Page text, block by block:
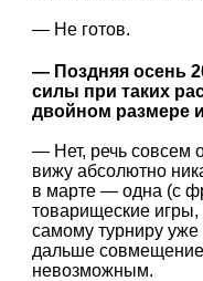
— Не готов.
— Поздняя осень
силы при таких
двойном размере
— Нет, речь совсем
вижу абсолютно
в марте — одна (с
товарищеские
самому турниру
дальше
невозможным.